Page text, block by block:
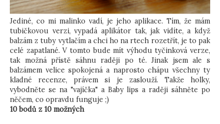
Jediné, co mi malinko vadí, je jeho aplikace. Tím, že mám
tubičkovou verzi, vypadá aplikátor tak, jak vidíte, a když
balzám z tuby vytlačím a chci ho na rtech rozetřít, je to pak
celé zapatlané. V tomto bude mít výhodu tyčinková verze,
tak možná přístě sáhnu raději po té. Jinak jsem ale s
balzámem velice spokojená a naprosto chápu všechny ty
kladné recenze, právem si je zaslouží. Takže holky,
vybodněte se na "vajíčka" a Baby lips a raději sáhněte po
něčem, co opravdu funguje ;)
10 bodů z 10 možných